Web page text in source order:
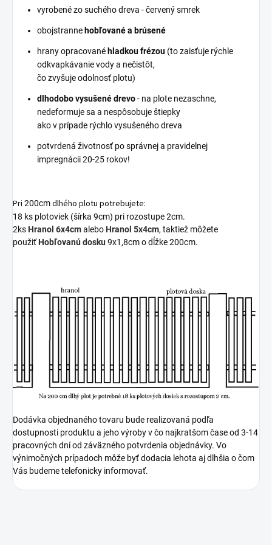
vyrobené zo suchého dreva - červený smrek
obojstranne hobľované a brúsené
hrany opracované hladkou frézou (to zaisťuje rýchle
odkvapkávanie vody a nečistôt,
čo zvyšuje odolnosť plotu)
dlhodobo vysušenédrevo- na plote nezaschne,
nedeformuje sa a nespôsobuje štiepky
ako v prípade rýchlo vysušeného dreva
potvrdená životnosť po správnej a pravidelnej
impregnácii20-25 rokov!
Pri 200cmdlhého plotu potrebujete:
18 ks plotoviek (šírka 9cm) pri rozostupe 2cm.
2ks Hranol 6x4cmalebo Hranol 5x4cm, taktiež môžete
použiť Hobľovanú dosku 9x1,8cm o dĺžke 200cm.
Dodávka objednaného tovaru bude realizovaná podľa
dostupnosti produktu a jeho výroby v čo najkratšom čase od 3-14
pracovných dní od záväzného potvrdenia objednávky. Vo
výnimočných prípadoch môže byť dodacia lehota aj dlhšia o čom
Vás budeme telefonicky informovať.